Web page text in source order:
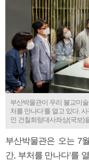
부산박물관이 우리 불교미
처를 만나다’를 열고 있다.
인 건칠희랑대사좌상(국보)
부산박물관은 오는 7
간, 부처를 만나다’를